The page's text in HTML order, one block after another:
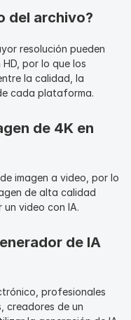
del archivo?
resolución pueden
por lo que los
la calidad, la
cada plataforma.
de 4K en
imagen a video, por lo
de alta calidad
video con IA.
de IA
profesionales
creadores de un